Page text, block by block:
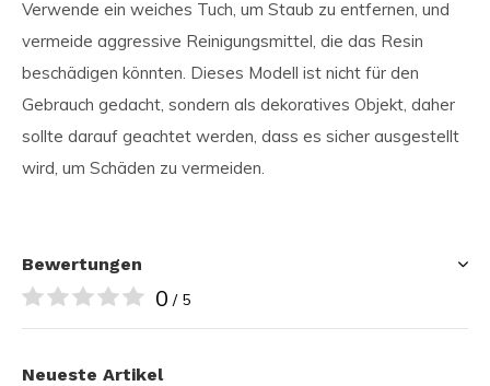
Verwende ein weiches Tuch, um Staub zu entfernen, und
vermeide aggressive Reinigungsmittel, die das Resin
beschädigen könnten. Dieses Modell ist nicht für den
Gebrauch gedacht, sondern als dekoratives Objekt, daher
sollte darauf geachtet werden, dass es sicher ausgestellt
wird, um Schäden zu vermeiden.
Bewertungen
0 / 5
Neueste Artikel